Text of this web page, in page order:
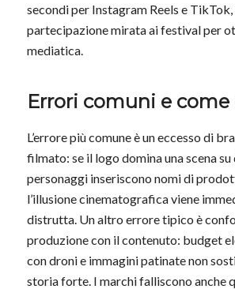
secondi per Instagram Reels e TikTok,
partecipazione mirata ai festival per
mediatica.
Errori comuni e
L’errore più comune è un eccesso di
filmato: se il logo domina una scena su
personaggi inseriscono nomi di
l’illusione cinematografica viene
distrutta. Un altro errore tipico è
produzione con il contenuto: budget
con droni e immagini patinate non
storia forte. I marchi falliscono anche